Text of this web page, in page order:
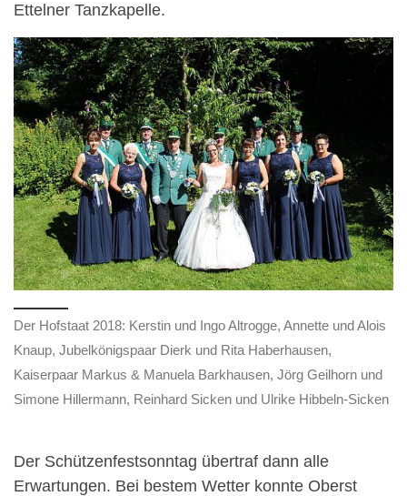
Ettelner Tanzkapelle.
Der Hofstaat 2018: Kerstin und Ingo Altrogge, Annette und Alois
Knaup, Jubelkönigspaar Dierk und Rita Haberhausen,
Kaiserpaar Markus & Manuela Barkhausen, Jörg Geilhorn und
Simone Hillermann, Reinhard Sicken und Ulrike Hibbeln-Sicken
Der Schützenfestsonntag übertraf dann alle
Erwartungen. Bei bestem Wetter konnte Oberst